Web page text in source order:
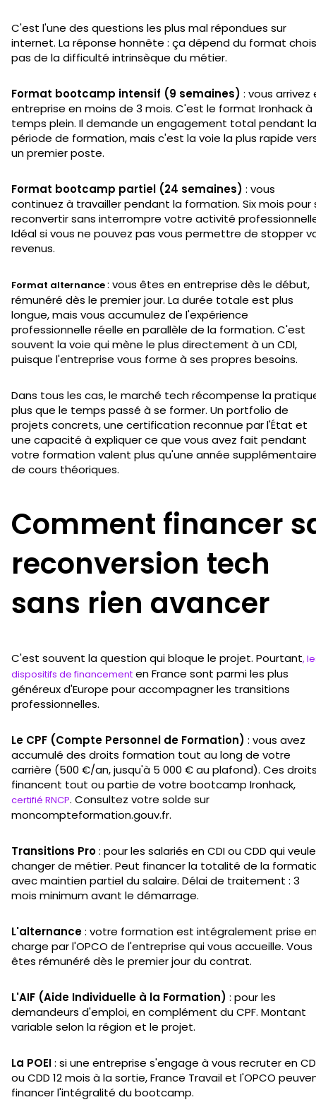
C'est l'une des questions les plus mal répondues sur
internet. La réponse honnête : ça dépend du format
pas de la difficulté intrinsèque du métier.
Format bootcamp intensif (9 semaines) : vous arrivez
entreprise en moins de 3 mois. C'est le format Ironhack à
temps plein. Il demande un engagement total pendant la
période de formation, mais c'est la voie la plus rapide
un premier poste.
Format bootcamp partiel (24 semaines) : vous
continuez à travailler pendant la formation. Six mois pour
reconvertir sans interrompre votre activité
Idéal si vous ne pouvez pas vous permettre de stopper
revenus.
Format alternance: vous êtes en entreprise dès le début,
rémunéré dès le premier jour. La durée totale est plus
longue, mais vous accumulez de l'expérience
professionnelle réelle en parallèle de la formation. C'est
souvent la voie qui mène le plus directement à un CDI,
puisque l'entreprise vous forme à ses propres besoins.
Dans tous les cas, le marché tech récompense la
plus que le temps passé à se former. Un portfolio de
projets concrets, une certification reconnue par l'État et
une capacité à expliquer ce que vous avez fait pendant
votre formation valent plus qu'une année supplémentaire
de cours théoriques.
Comment financer
reconversion tech
sans rien avancer
C'est souvent la question qui bloque le projet. Pourtant,
dispositifs de financement en France sont parmi les plus
généreux d'Europe pour accompagner les transitions
professionnelles.
Le CPF (Compte Personnel de Formation) : vous avez
accumulé des droits formation tout au long de votre
carrière (500 €/an, jusqu'à 5 000 € au plafond). Ces
financent tout ou partie de votre bootcamp Ironhack,
certifié RNCP. Consultez votre solde sur
moncompteformation.gouv.fr.
Transitions Pro: pour les salariés en CDI ou CDD qui
changer de métier. Peut financer la totalité de la
avec maintien partiel du salaire. Délai de traitement : 3
mois minimum avant le démarrage.
L'alternance: votre formation est intégralement prise
charge par l'OPCO de l'entreprise qui vous accueille. Vous
êtes rémunéré dès le premier jour du contrat.
L'AIF (Aide Individuelle à la Formation) : pour les
demandeurs d'emploi, en complément du CPF. Montant
variable selon la région et le projet.
La POEI: si une entreprise s'engage à vous recruter en
ou CDD 12 mois à la sortie, France Travail et l'OPCO
financer l'intégralité du bootcamp.